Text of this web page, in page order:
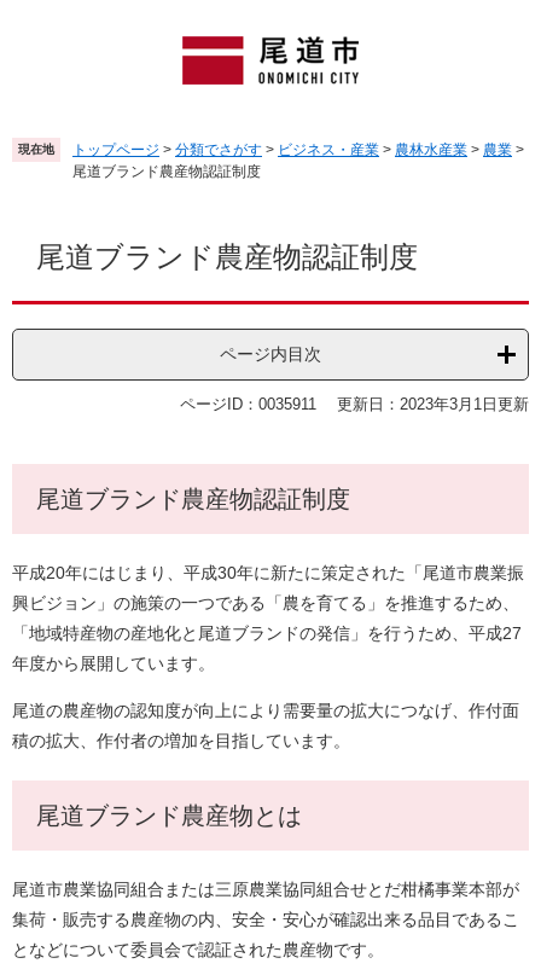
頭
で
飛
ば
現在地 トップページ > 分類でさがす > ビジネス・産業 > 農林水産業 > 農業 >
尾道ブランド農産物認証制度
尾道ブランド農産物認証制度
ページ内目次
ページID：0035911 更新日：2023年3月1日更新
尾道ブランド農産物認証制度
平成20年にはじまり、平成30年に新たに策定された「尾道市農業振
興ビジョン」の施策の一つである「農を育てる」を推進するため、
「地域特産物の産地化と尾道ブランドの発信」を行うため、平成27
年度から展開しています。
尾道の農産物の認知度が向上により需要量の拡大につなげ、作付面
積の拡大、作付者の増加を目指しています。
尾道ブランド農産物とは
尾道市農業協同組合または三原農業協同組合せとだ柑橘事業本部が
集荷・販売する農産物の内、安全・安心が確認出来る品目であるこ
となどについて委員会で認証された農産物です。